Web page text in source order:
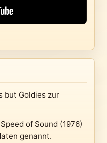
but Goldies zur
of Sound (1976)
genannt.